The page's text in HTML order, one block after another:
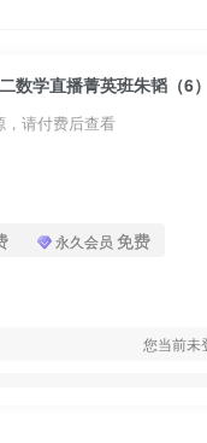
数学直播菁英班朱韬（6）
，请付费后查看
永久会员 免费
您当前未